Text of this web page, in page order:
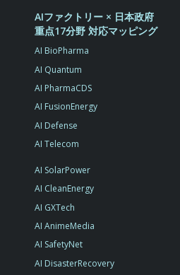
AIファクトリー × 日本政府
重点17分野 対応マッピング
AI BioPharma
AI Quantum
AI PharmaCDS
AI FusionEnergy
AI Defense
AI Telecom
AI SolarPower
AI CleanEnergy
AI GXTech
AI AnimeMedia
AI SafetyNet
AI DisasterRecovery